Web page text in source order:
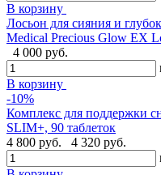
В корзину
Лосьон для сияния и
Medical Precious Glow EX
4 000 руб.
В корзину
-10%
Комплекс для поддержки
SLIM+, 90 таблеток
4 800 руб.
4 320 руб.